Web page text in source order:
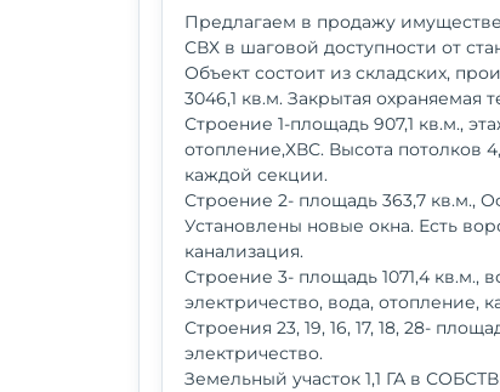
Предлагаем в продажу
СВХ в шаговой доступности от
Объект состоит из складских,
3046,1 кв.м. Закрытая охраняемая
Строение 1-площадь 907,1 кв.м.,
отопление,ХВС. Высота потолков
каждой секции.
Строение 2- площадь 363,7 кв.м.,
Установлены новые окна. Есть
канализация.
Строение 3- площадь 1071,4 кв.м.,
электричество, вода, отопление,
Строения 23, 19, 16, 17, 18, 28-
электричество.
Земельный участок 1,1 ГА в